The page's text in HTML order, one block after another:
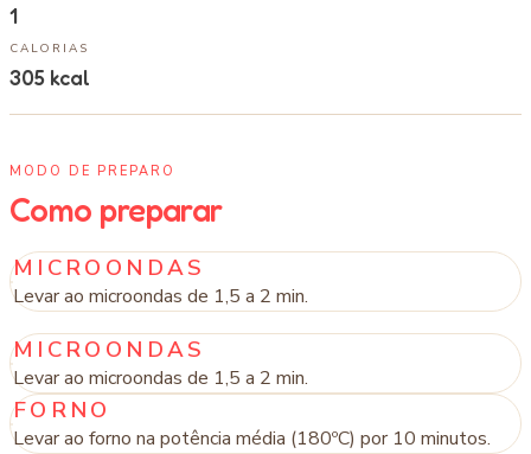
1
CALORIAS
305 kcal
MODO DE PREPARO
Como preparar
MICROONDAS
Levar ao microondas de 1,5 a 2 min.
MICROONDAS
Levar ao microondas de 1,5 a 2 min.
FORNO
Levar ao forno na potência média (180ºC) por 10 minutos.